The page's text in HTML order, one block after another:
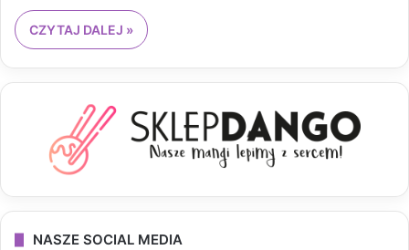
CZYTAJ DALEJ »
NASZE SOCIAL MEDIA